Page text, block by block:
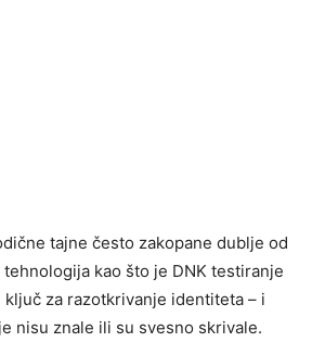
tajne često zakopane dublje od
tehnologija kao što je DNK testiranje
za razotkrivanje identiteta – i
nisu znale ili su svesno skrivale.